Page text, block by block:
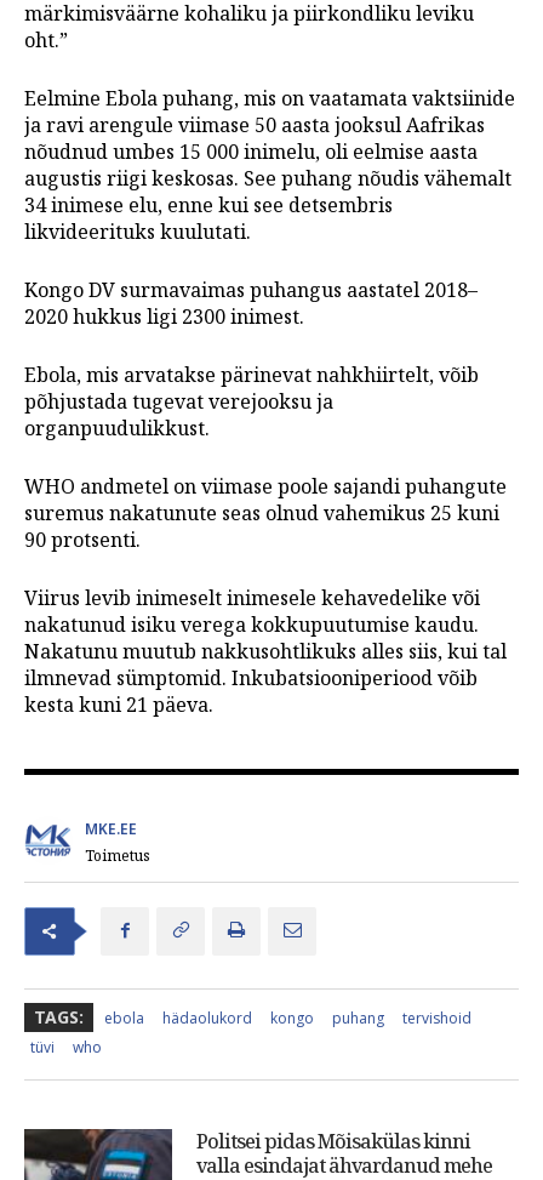
märkimisväärne kohaliku ja piirkondliku leviku
oht.”
Eelmine Ebola puhang, mis on vaatamata vaktsiinide
ja ravi arengule viimase 50 aasta jooksul Aafrikas
nõudnud umbes 15 000 inimelu, oli eelmise aasta
augustis riigi keskosas. See puhang nõudis vähemalt
34 inimese elu, enne kui see detsembris
likvideerituks kuulutati.
Kongo DV surmavaimas puhangus aastatel 2018–
2020 hukkus ligi 2300 inimest.
Ebola, mis arvatakse pärinevat nahkhiirtelt, võib
põhjustada tugevat verejooksu ja
organpuudulikkust.
WHO andmetel on viimase poole sajandi puhangute
suremus nakatunute seas olnud vahemikus 25 kuni
90 protsenti.
Viirus levib inimeselt inimesele kehavedelike või
nakatunud isiku verega kokkupuutumise kaudu.
Nakatunu muutub nakkusohtlikuks alles siis, kui tal
ilmnevad sümptomid. Inkubatsiooniperiood võib
kesta kuni 21 päeva.
MKE.EE
Toimetus
TAGS: ebola hädaolukord kongo puhang
tervishoid
tüvi
who
Politsei pidas Mõisakülas kinni
valla esindajat ähvardanud mehe